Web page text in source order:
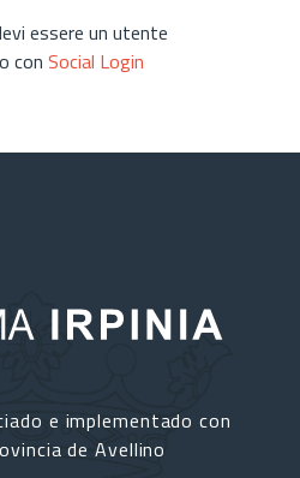
essere un utente
con Social Login
e implementado con
de Avellino